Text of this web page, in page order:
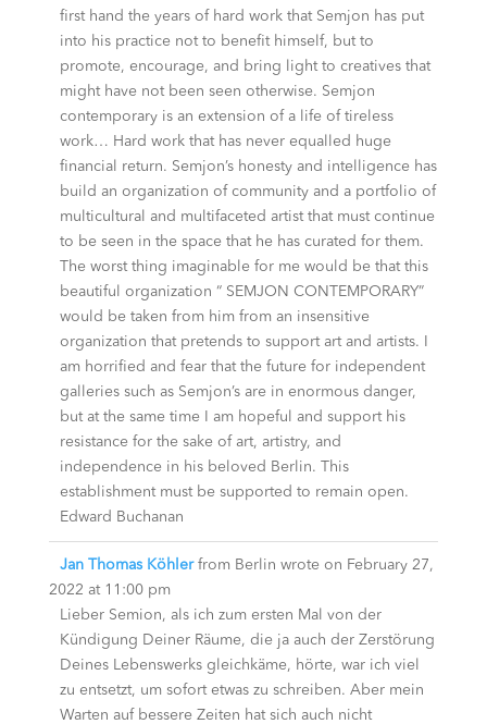
first hand the years of hard work that Semjon has put
into his practice not to benefit himself, but to
promote, encourage, and bring light to creatives that
might have not been seen otherwise. Semjon
contemporary is an extension of a life of tireless
work… Hard work that has never equalled huge
financial return. Semjon’s honesty and intelligence has
build an organization of community and a portfolio of
multicultural and multifaceted artist that must continue
to be seen in the space that he has curated for them.
The worst thing imaginable for me would be that this
beautiful organization “ SEMJON CONTEMPORARY”
would be taken from him from an insensitive
organization that pretends to support art and artists. I
am horrified and fear that the future for independent
galleries such as Semjon’s are in enormous danger,
but at the same time I am hopeful and support his
resistance for the sake of art, artistry, and
independence in his beloved Berlin. This
establishment must be supported to remain open.
Edward Buchanan
Jan Thomas Köhler from Berlin wrote on February 27,
2022 at 11:00 pm
Lieber Semion, als ich zum ersten Mal von der
Kündigung Deiner Räume, die ja auch der Zerstörung
Deines Lebenswerks gleichkäme, hörte, war ich viel
zu entsetzt, um sofort etwas zu schreiben. Aber mein
Warten auf bessere Zeiten hat sich auch nicht